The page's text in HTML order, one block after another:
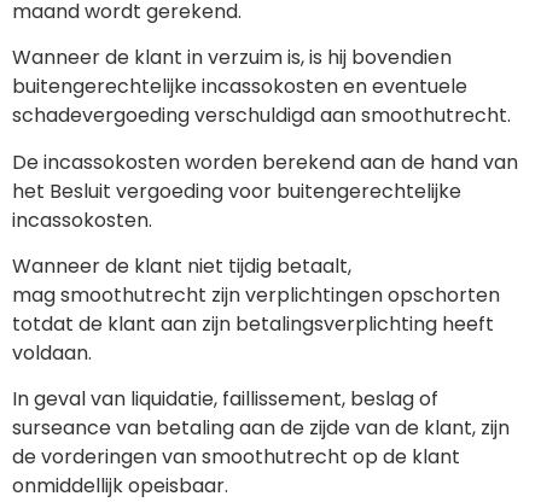
maand wordt gerekend.
Wanneer de klant in verzuim is, is hij bovendien
buitengerechtelijke incassokosten en eventuele
schadevergoeding verschuldigd aan smoothutrecht.
De incassokosten worden berekend aan de hand van
het Besluit vergoeding voor buitengerechtelijke
incassokosten.
Wanneer de klant niet tijdig betaalt,
mag smoothutrecht zijn verplichtingen opschorten
totdat de klant aan zijn betalingsverplichting heeft
voldaan.
In geval van liquidatie, faillissement, beslag of
surseance van betaling aan de zijde van de klant, zijn
de vorderingen van smoothutrecht op de klant
onmiddellijk opeisbaar.